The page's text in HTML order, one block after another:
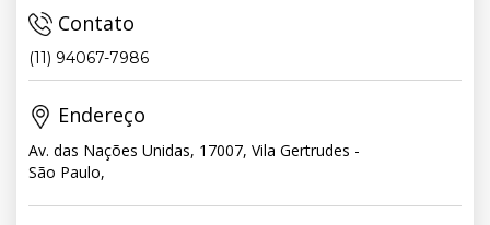
Contato
(11) 94067-7986
Endereço
Av. das Nações Unidas, 17007, Vila Gertrudes -
São Paulo,